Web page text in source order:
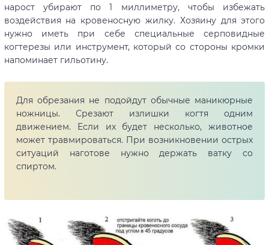
нарост убирают по 1 миллиметру, чтобы избежать
воздействия на кровеносную жилку. Хозяину для этого
нужно иметь при себе специальные серповидные
когтерезы или инструмент, который со стороны кромки
напоминает гильотину.
Для обрезания не подойдут обычные маникюрные
ножницы. Срезают излишки когтя одним
движением. Если их будет несколько, животное
может травмироваться. При возникновении острых
ситуаций наготове нужно держать ватку со
спиртом.